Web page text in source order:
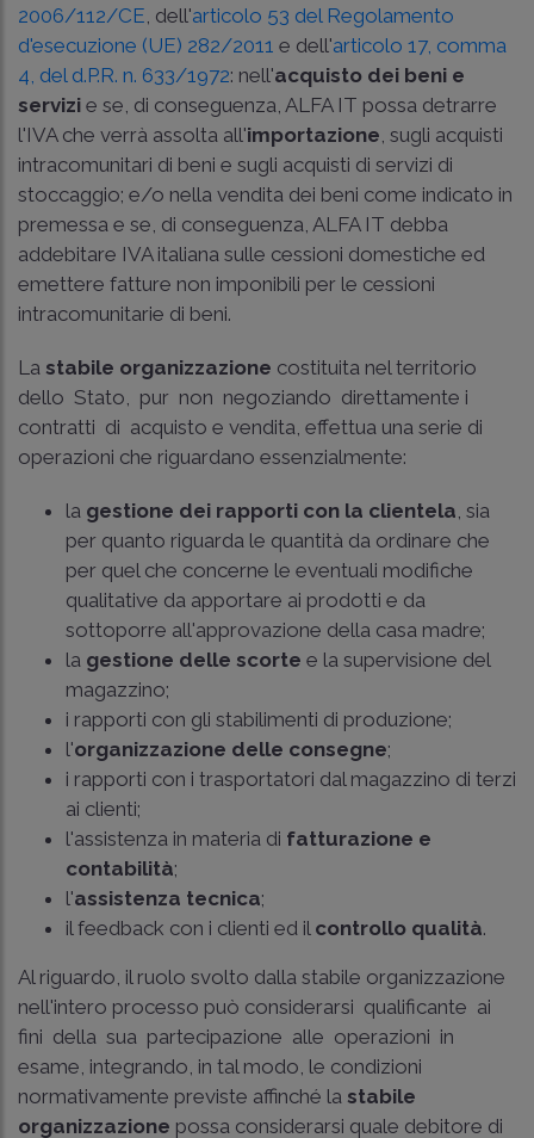
2006/112/CE, dell'articolo 53 del Regolamento
d'esecuzione (UE) 282/2011 e dell'articolo 17, comma
4, del d.P.R. n. 633/1972: nell'acquisto dei beni e
servizi e se, di conseguenza, ALFA IT possa detrarre
l'IVA che verrà assolta all'importazione, sugli acquisti
intracomunitari di beni e sugli acquisti di servizi di
stoccaggio; e/o nella vendita dei beni come indicato in
premessa e se, di conseguenza, ALFA IT debba
addebitare IVA italiana sulle cessioni domestiche ed
emettere fatture non imponibili per le cessioni
intracomunitarie di beni.
La stabile organizzazione costituita nel territorio
dello Stato, pur non negoziando direttamente i
contratti di acquisto e vendita, effettua una serie di
operazioni che riguardano essenzialmente:
la gestione dei rapporti con la clientela, sia
per quanto riguarda le quantità da ordinare che
per quel che concerne le eventuali modifiche
qualitative da apportare ai prodotti e da
sottoporre all'approvazione della casa madre;
la gestione delle scorte e la supervisione del
magazzino;
i rapporti con gli stabilimenti di produzione;
l'organizzazione delle consegne;
i rapporti con i trasportatori dal magazzino di terzi
ai clienti;
l'assistenza in materia di fatturazione e
contabilità;
l'assistenza tecnica;
il feed­back con i clienti ed il controllo qualità.
Al riguardo, il ruolo svolto dalla stabile organizzazione
nell'intero processo può considerarsi qualificante ai
fini della sua partecipazione alle operazioni in
esame, integrando, in tal modo, le condizioni
normativamente previste affinché la stabile
organizzazione possa considerarsi quale debitore di